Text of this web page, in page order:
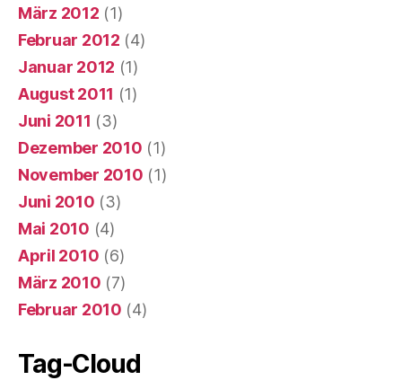
März 2012 (1)
Februar 2012 (4)
Januar 2012 (1)
August 2011 (1)
Juni 2011 (3)
Dezember 2010 (1)
November 2010 (1)
Juni 2010 (3)
Mai 2010 (4)
April 2010 (6)
März 2010 (7)
Februar 2010 (4)
Tag-Cloud